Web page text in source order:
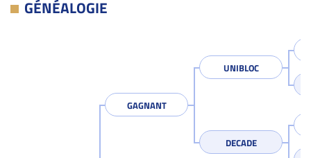
GÉNÉALOGIE
GAGNANT
UNIBLOC
DECADE